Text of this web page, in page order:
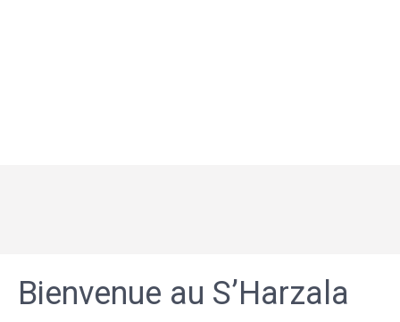
Bienvenue au S’Harzala